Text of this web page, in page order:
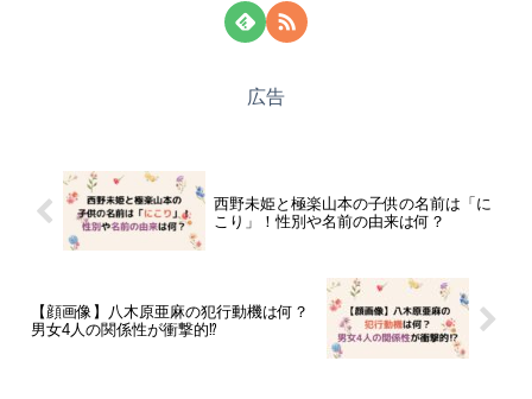
広告
西野未姫と極楽山本の子供の名前は「に
こり」！性別や名前の由来は何？
【顔画像】八木原亜麻の犯行動機は何？
男女4人の関係性が衝撃的⁉